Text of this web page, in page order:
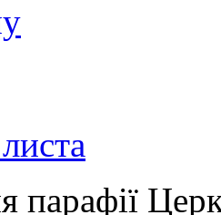
парафії